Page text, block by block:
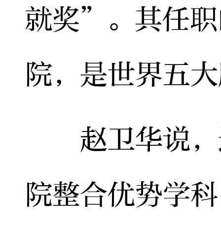
就奖”。其任
院，是世界五
赵卫华说，
院整合优势学